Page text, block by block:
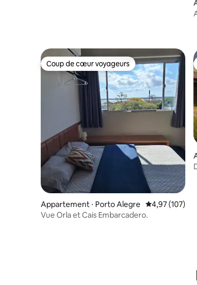
Coup de cœur voyageurs
Coup de cœur voyageurs
Appartement ⋅ Porto Alegre Évaluation
4,97 (107)
Vue Orla et Cais Embarcadero.